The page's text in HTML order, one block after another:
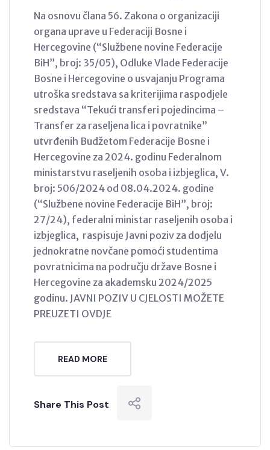
Na osnovu člana 56. Zakona o organizaciji
organa uprave u Federaciji Bosne i
Hercegovine (“Službene novine Federacije
BiH”, broj: 35/05), Odluke Vlade Federacije
Bosne i Hercegovine o usvajanju Programa
utroška sredstava sa kriterijima raspodjele
sredstava “Tekući transferi pojedincima –
Transfer za raseljena lica i povratnike”
utvrđenih Budžetom Federacije Bosne i
Hercegovine za 2024. godinu Federalnom
ministarstvu raseljenih osoba i izbjeglica, V.
broj: 506/2024 od 08.04.2024. godine
(“Službene novine Federacije BiH”, broj:
27/24), federalni ministar raseljenih osoba i
izbjeglica, raspisuje Javni poziv za dodjelu
jednokratne novčane pomoći studentima
povratnicima na području države Bosne i
Hercegovine za akademsku 2024/2025
godinu. JAVNI POZIV U CJELOSTI MOŽETE
PREUZETI OVDJE
READ MORE
Share This Post